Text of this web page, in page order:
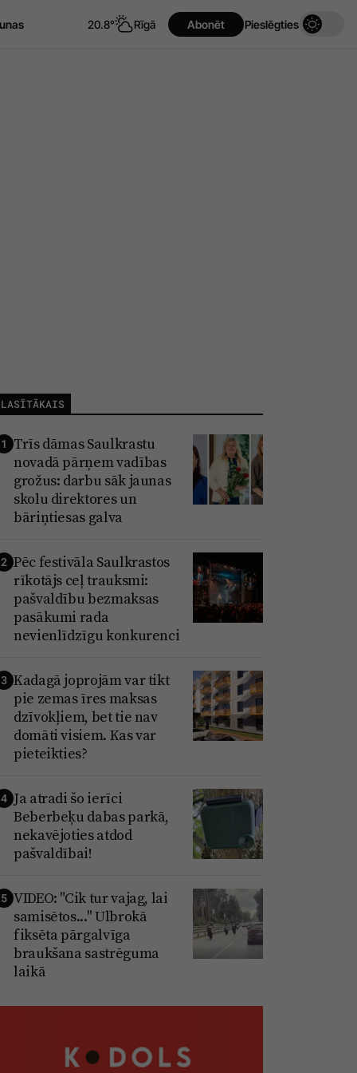
20.8° Rīgā Abonēt Pieslēgties
LASĪTĀKAIS
1 Trīs dāmas Saulkrastu
novadā pārņem vadības
grožus: darbu sāk jaunas
skolu direktores un
bāriņtiesas galva
2 Pēc festivāla Saulkrastos
rīkotājs ceļ trauksmi:
pašvaldību bezmaksas
pasākumi rada
nevienlīdzīgu konkurenci
3 Kadagā joprojām var tikt
pie zemas īres maksas
dzīvokļiem, bet tie nav
domāti visiem. Kas var
pieteikties?
4 Ja atradi šo ierīci
Beberbeķu dabas parkā,
nekavējoties atdod
pašvaldībai!
5 VIDEO: "Cik tur vajag, lai
samisētos..." Ulbrokā
fiksēta pārgalvīga
braukšana sastrēguma
laikā